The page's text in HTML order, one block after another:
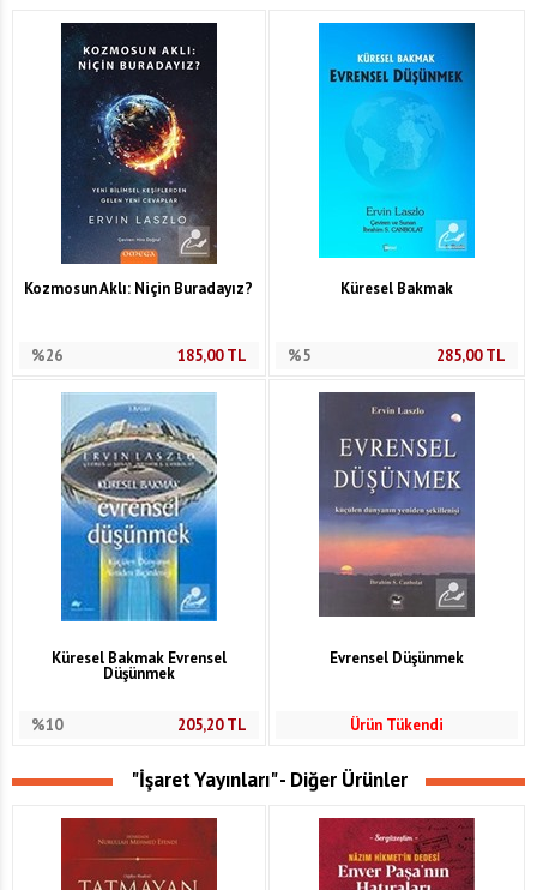
Kozmosun Aklı: Niçin Buradayız?
%26 185,00TL
Küresel Bakmak
%5 285,00TL
Küresel Bakmak Evrensel
Düşünmek
%10 205,20TL
Evrensel Düşünmek
Ürün Tükendi
"İşaret Yayınları" - Diğer Ürünler